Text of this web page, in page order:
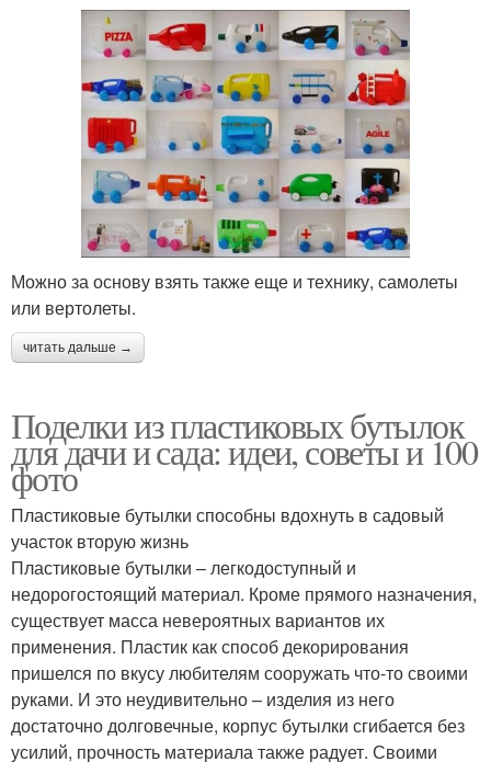
Можно за основу взять также еще и технику, самолеты
или вертолеты.
читать дальше →
Поделки из пластиковых бутылок
для дачи и сада: идеи, советы и 100
фото
Пластиковые бутылки способны вдохнуть в садовый
участок вторую жизнь
Пластиковые бутылки – легкодоступный и
недорогостоящий материал. Кроме прямого назначения,
существует масса невероятных вариантов их
применения. Пластик как способ декорирования
пришелся по вкусу любителям сооружать что-то своими
руками. И это неудивительно – изделия из него
достаточно долговечные, корпус бутылки сгибается без
усилий, прочность материала также радует. Своими